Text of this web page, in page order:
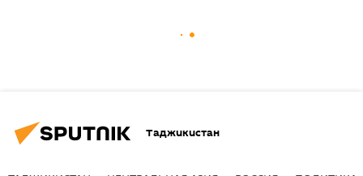
Таджикистан